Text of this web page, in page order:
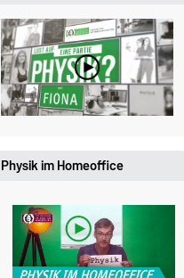
Physik im Homeoffice